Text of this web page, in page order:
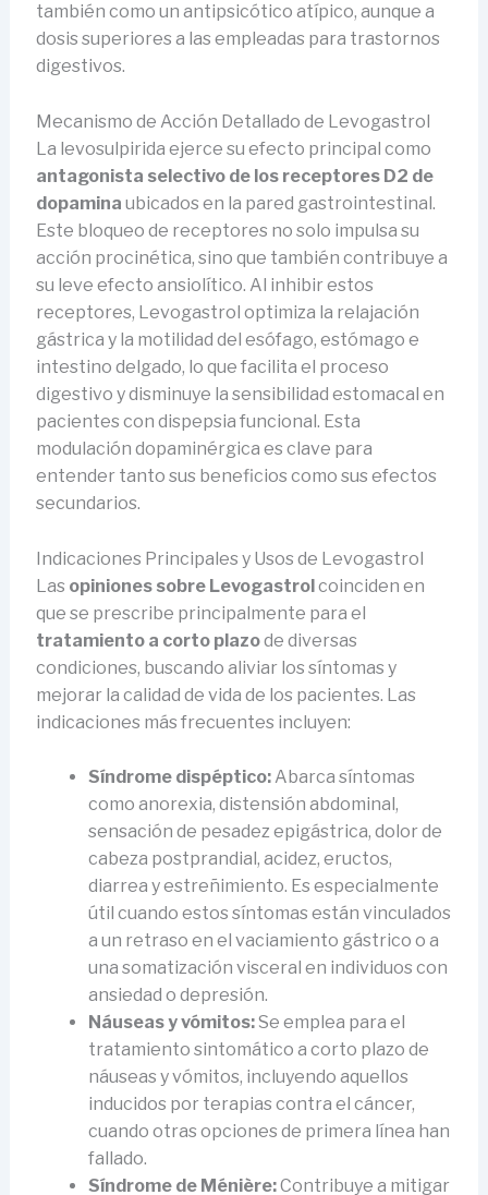
también como un antipsicótico atípico, aunque a
dosis superiores a las empleadas para trastornos
digestivos.
Mecanismo de Acción Detallado de Levogastrol
La levosulpirida ejerce su efecto principal como
antagonista selectivo de los receptores D2 de
dopamina ubicados en la pared gastrointestinal.
Este bloqueo de receptores no solo impulsa su
acción procinética, sino que también contribuye a
su leve efecto ansiolítico. Al inhibir estos
receptores, Levogastrol optimiza la relajación
gástrica y la motilidad del esófago, estómago e
intestino delgado, lo que facilita el proceso
digestivo y disminuye la sensibilidad estomacal en
pacientes con dispepsia funcional. Esta
modulación dopaminérgica es clave para
entender tanto sus beneficios como sus efectos
secundarios.
Indicaciones Principales y Usos de Levogastrol
Las opiniones sobre Levogastrolcoinciden en
que se prescribe principalmente para el
tratamiento a corto plazode diversas
condiciones, buscando aliviar los síntomas y
mejorar la calidad de vida de los pacientes. Las
indicaciones más frecuentes incluyen:
Síndrome dispéptico:Abarca síntomas
como anorexia, distensión abdominal,
sensación de pesadez epigástrica, dolor de
cabeza postprandial, acidez, eructos,
diarrea y estreñimiento. Es especialmente
útil cuando estos síntomas están vinculados
a un retraso en el vaciamiento gástrico o a
una somatización visceral en individuos con
ansiedad o depresión.
Náuseas y vómitos:Se emplea para el
tratamiento sintomático a corto plazo de
náuseas y vómitos, incluyendo aquellos
inducidos por terapias contra el cáncer,
cuando otras opciones de primera línea han
fallado.
Síndrome de Ménière:Contribuye a mitigar